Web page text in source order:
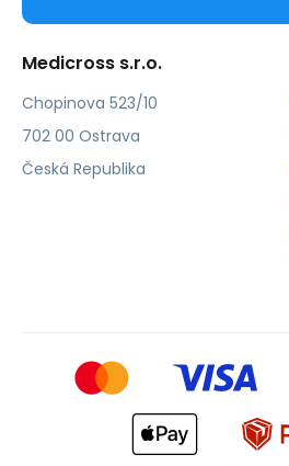
Medicross s.r.o.
Chopinova 523/10
702 00 Ostrava
Česká Republika